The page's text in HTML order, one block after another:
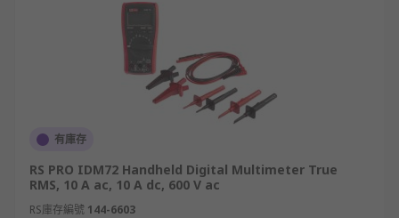
有庫存
RS PRO IDM72 Handheld Digital Multimeter True
RMS, 10 A ac, 10 A dc, 600 V ac
RS庫存編號 144-6603